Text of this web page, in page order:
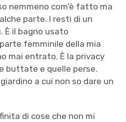
nemmeno com’è fatto ma
parte. I resti di un
È il bagno usato
femminile della mia
mai entrato. È la privacy
buttate e quelle perse.
a cui non so dare un
di cose che non mi